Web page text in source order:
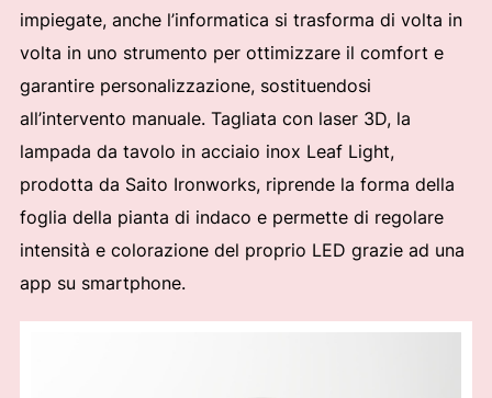
impiegate, anche l’informatica si trasforma di volta in
volta in uno strumento per ottimizzare il comfort e
garantire personalizzazione, sostituendosi
all’intervento manuale. Tagliata con laser 3D, la
lampada da tavolo in acciaio inox Leaf Light,
prodotta da Saito Ironworks, riprende la forma della
foglia della pianta di indaco e permette di regolare
intensità e colorazione del proprio LED grazie ad una
app su smartphone.